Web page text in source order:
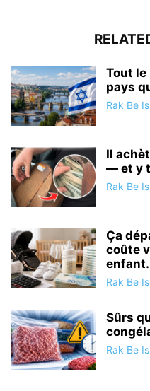
Tout le
pays
Rak Be
Il
— et y
Rak Be
Ça
coûte
Rak Be
Sûrs
Rak Be